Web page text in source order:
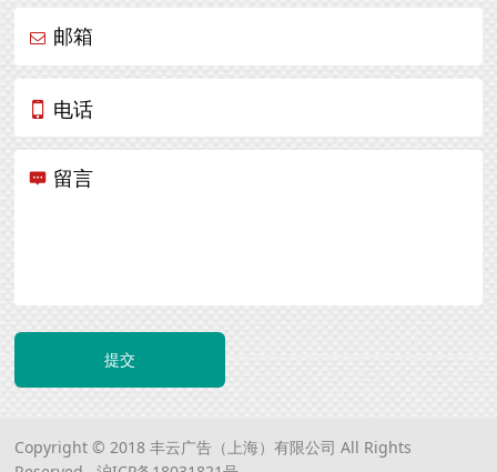
邮箱
电话
留言
提交
Copyright © 2018 丰云广告（上海）有限公司 All Rights